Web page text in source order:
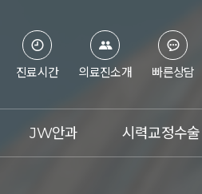
진료시간 의료진소개 빠른상담
JW안과 시력교정수술